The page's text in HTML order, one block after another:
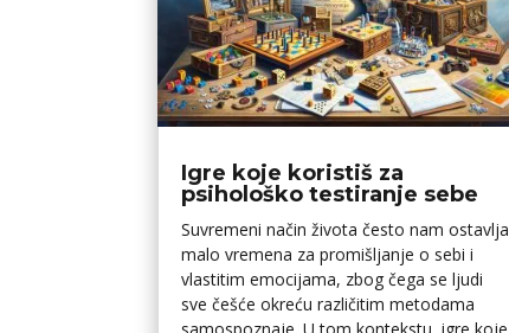
Igre koje koristiš za
psihološko testiranje sebe
Suvremeni način života često nam ostavlja
malo vremena za promišljanje o sebi i
vlastitim emocijama, zbog čega se ljudi
sve češće okreću različitim metodama